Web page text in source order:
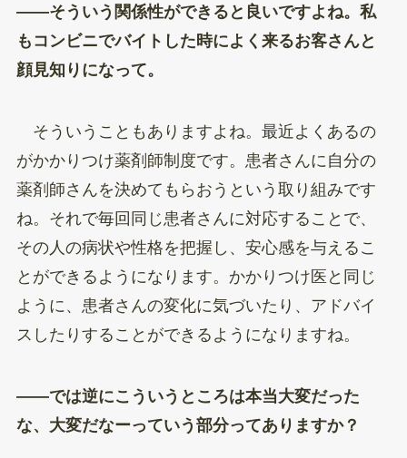
——そういう関係性ができると良いですよね。私
もコンビニでバイトした時によく来るお客さんと
顔見知りになって。
そういうこともありますよね。最近よくあるの
がかかりつけ薬剤師制度です。患者さんに自分の
薬剤師さんを決めてもらおうという取り組みです
ね。それで毎回同じ患者さんに対応することで、
その人の病状や性格を把握し、安心感を与えるこ
とができるようになります。かかりつけ医と同じ
ように、患者さんの変化に気づいたり、アドバイ
スしたりすることができるようになりますね。
——では逆にこういうところは本当大変だった
な、大変だなーっていう部分ってありますか？